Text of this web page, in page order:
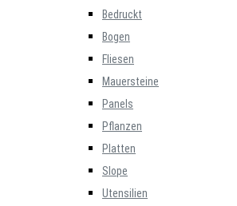
Bedruckt
Bogen
Fliesen
Mauersteine
Panels
Pflanzen
Platten
Slope
Utensilien